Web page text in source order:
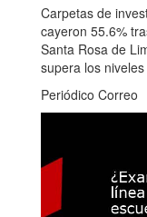
Carpetas de
cayeron 55.6%
Santa Rosa de
supera los
Periódico Correo